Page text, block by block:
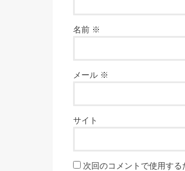
名前 ※
メール ※
サイト
次回のコメントで使用する